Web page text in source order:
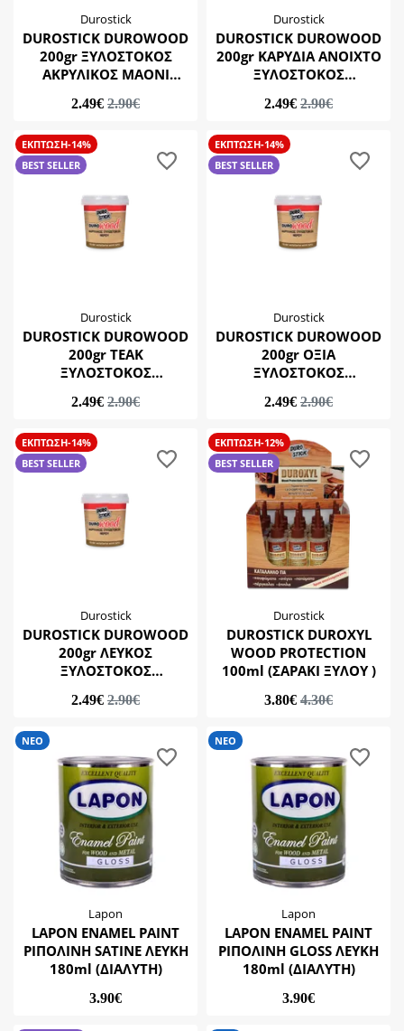
Πράσινο
Σατινέ
Durostick
DUROSTICK DUROWOOD
200gr ΞΥΛΟΣΤΟΚΟΣ
ΑΚΡΥΛΙΚΟΣ MAONI
2.49€ 2.90€
Durostick
DUROSTICK DUROWOOD
200gr ΚΑΡΥΔΙΑ ΑΝΟΙΧΤΟ
ΞΥΛΟΣΤΟΚΟΣ
2.49€ 2.90€
ΕΚΠΤΩΣΗ-14%
BEST SELLER
Durostick
DUROSTICK DUROWOOD
200gr TEAK
ΞΥΛΟΣΤΟΚΟΣ
2.49€ 2.90€
ΕΚΠΤΩΣΗ-14%
BEST SELLER
Durostick
DUROSTICK DUROWOOD
200gr ΟΞΙΑ
ΞΥΛΟΣΤΟΚΟΣ
2.49€ 2.90€
ΕΚΠΤΩΣΗ-14%
BEST SELLER
Durostick
DUROSTICK DUROWOOD
200gr ΛΕΥΚΟΣ
ΞΥΛΟΣΤΟΚΟΣ
2.49€ 2.90€
ΕΚΠΤΩΣΗ-12%
BEST SELLER
Durostick
DUROSTICK DUROXYL
WOOD PROTECTION
100ml (ΣΑΡΑΚΙ ΞΥΛΟΥ )
3.80€ 4.30€
ΝΕΟ
Lapon
LAPON ENAMEL PAINT
ΡΙΠΟΛΙΝΗ SATINE ΛΕΥΚΗ
180ml (ΔΙΑΛΥΤΗ)
3.90€
ΝΕΟ
Lapon
LAPON ENAMEL PAINT
ΡΙΠΟΛΙΝΗ GLOSS ΛΕΥΚΗ
180ml (ΔΙΑΛΥΤΗ)
3.90€